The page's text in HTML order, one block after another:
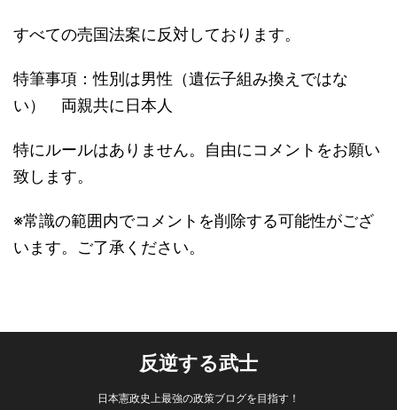
すべての売国法案に反対しております。
特筆事項：性別は男性（遺伝子組み換えではな
い） 両親共に日本人
特にルールはありません。自由にコメントをお願い
致します。
※常識の範囲内でコメントを削除する可能性がござ
います。ご了承ください。
反逆する武士
日本憲政史上最強の政策ブログを目指す！